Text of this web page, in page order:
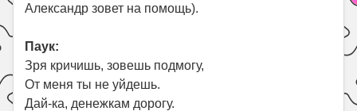
Александр зовет на помощь).
Паук:
Зря кричишь, зовешь подмогу,
От меня ты не уйдешь.
Дай-ка, денежкам дорогу.